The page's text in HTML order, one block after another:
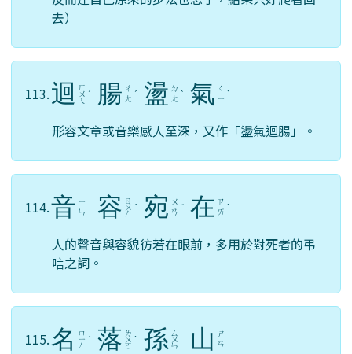
去）
113.迴 ㄏ
ㄨ
ㄟ
ˊ 腸 ㄔ
ㄤ ˊ 盪 ㄉ
ㄤ ˋ 氣 ㄑ
ㄧ ˋ
形容文章或音樂感人至深，又作「盪氣迴腸」。
114.音 ㄧ
ㄣ
容 ㄖ
ㄨ
ㄥ
ˊ 宛 ㄨ
ㄢ ˇ 在 ㄗ
ㄞ ˋ
人的聲音與容貌彷若在眼前，多用於對死者的弔
唁之詞。
115.名 ㄇ
ㄧ
ㄥ
ˊ 落 ㄌ
ㄨ
ㄛ
ˋ 孫 ㄙ
ㄨ
ㄣ 山
ㄕ
ㄢ